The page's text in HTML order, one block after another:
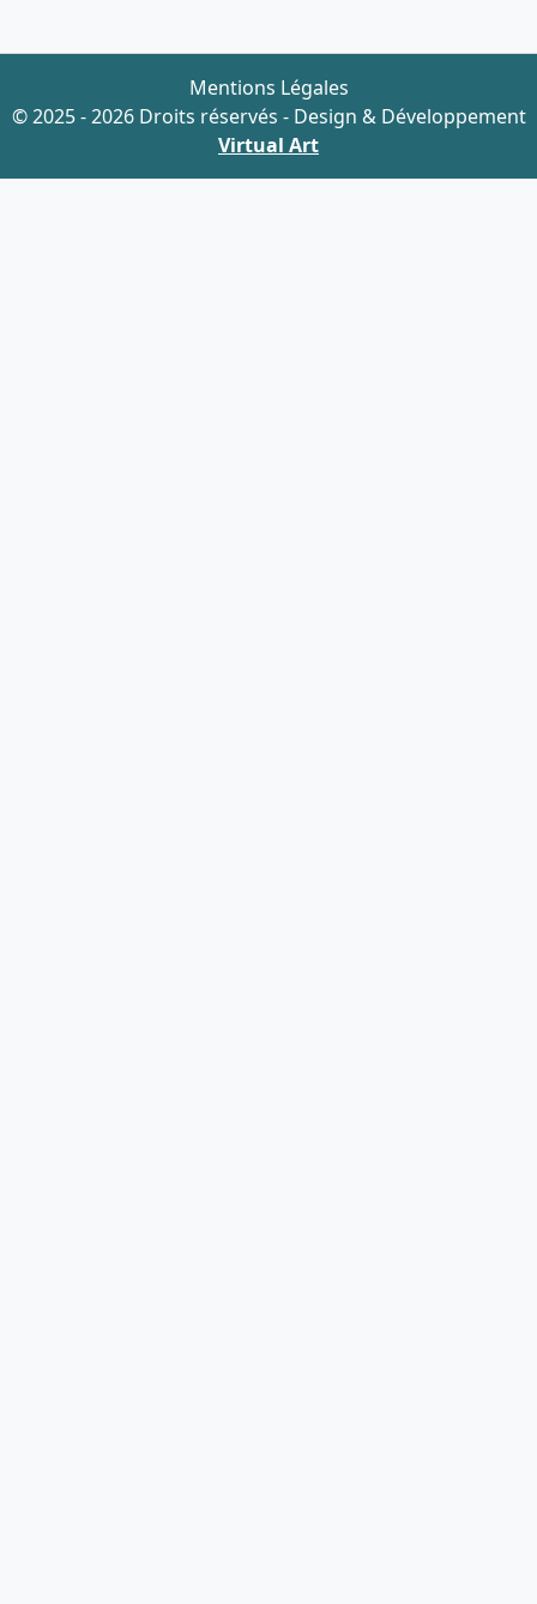
Mentions Légales
© 2025 - 2026 Droits réservés - Design & Développement
Virtual Art